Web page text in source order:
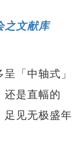
之文献库
「中轴式」
是直幅的
足见无极盛年